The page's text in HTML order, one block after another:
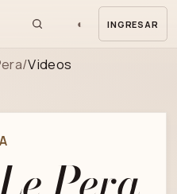
◐ INGRESAR
/Videos